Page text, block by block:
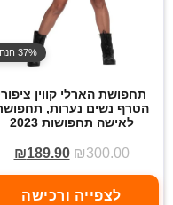
37% הנחה
תחפושת הארלי קווין
הטרף נשים נערות,
לאישה תחפושות 2023
₪300.00
₪189.90
לצפייה ורכישה